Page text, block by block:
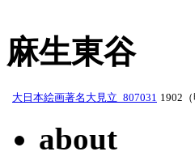
麻生東谷
大日本絵画著名大見立_807031 1902（
about